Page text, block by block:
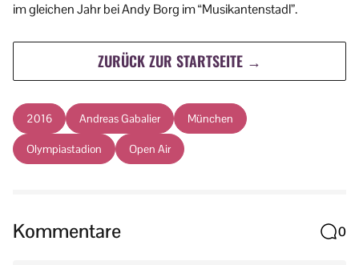
im gleichen Jahr bei Andy Borg im “Musikantenstadl”.
ZURÜCK ZUR STARTSEITE →
2016 Andreas Gabalier München
Olympiastadion Open Air
Kommentare 0